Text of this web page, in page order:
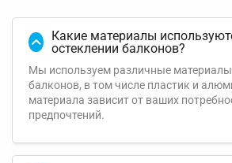
Какие материалы
остеклении балконов?
Мы используем различные материалы
балконов, в том числе пластик и
материала зависит от ваших
предпочтений.